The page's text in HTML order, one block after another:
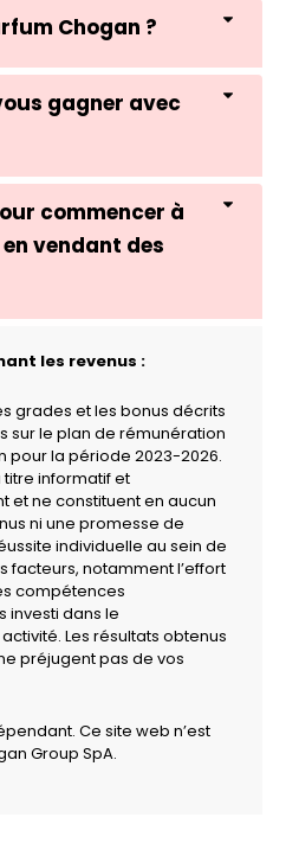
Chogan ?
gagner avec
commencer à
vendant des
les revenus :
grades et les bonus décrits
sur le plan de rémunération
pour la période 2023-2026.
titre informatif et
ne constituent en aucun
ni une promesse de
individuelle au sein de
facteurs, notamment l’effort
compétences
investi dans le
Les résultats obtenus
préjugent pas de vos
Ce site web n’est
Group SpA.